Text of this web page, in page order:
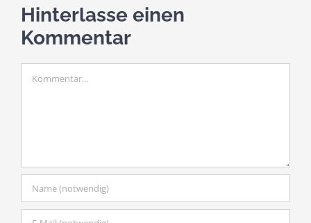
Hinterlasse einen
Kommentar